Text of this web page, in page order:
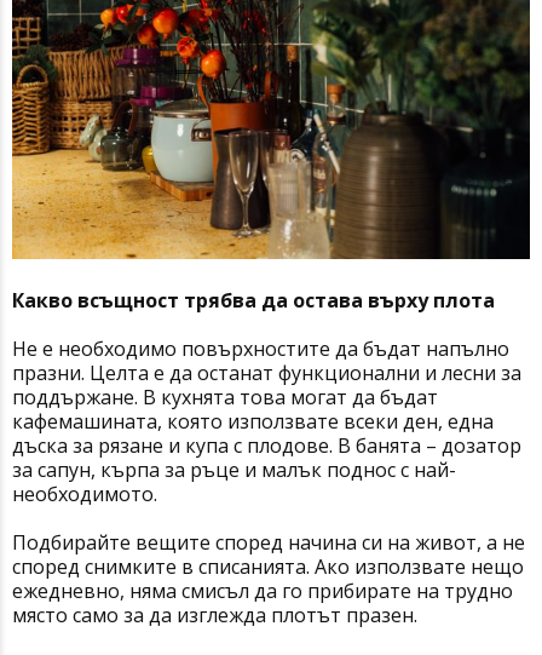
Какво всъщност трябва да остава върху плота
Не е необходимо повърхностите да бъдат напълно
празни. Целта е да останат функционални и лесни за
поддържане. В кухнята това могат да бъдат
кафемашината, която използвате всеки ден, една
дъска за рязане и купа с плодове. В банята – дозатор
за сапун, кърпа за ръце и малък поднос с най-
необходимото.
Подбирайте вещите според начина си на живот, а не
според снимките в списанията. Ако използвате нещо
ежедневно, няма смисъл да го прибирате на трудно
място само за да изглежда плотът празен.